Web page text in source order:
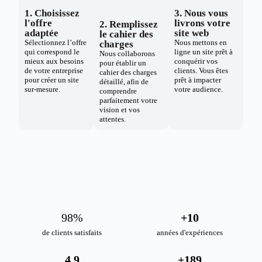
1. Choisissez
l'offre
adaptée
Sélectionnez l’offre
qui correspond le
mieux aux besoins
de votre entreprise
pour créer un site
sur-mesure.
2. Remplissez
le cahier des
charges
Nous collaborons
pour établir un
cahier des charges
détaillé, afin de
comprendre
parfaitement votre
vision et vos
attentes.
3. Nous vous
livrons votre
site web
Nous mettons en
ligne un site prêt à
conquérir vos
clients. Vous êtes
prêt à impacter
votre audience.
de clients satisfaits
98%
années d'expériences
+10